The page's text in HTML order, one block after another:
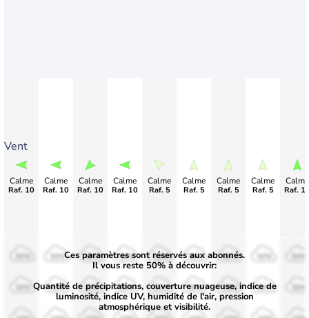
Vent
Calme
Raf. 10
Calme
Raf. 10
Calme
Raf. 10
Calme
Raf. 10
Calme
Raf. 5
Calme
Raf. 5
Calme
Raf. 5
Calme
Raf. 5
Calme
Raf.
50%
30%
50%
30%
50%
30%
50%
30%
50%
30%
50%
30%
50%
30%
Ces paramètres sont réservés aux abonnés.
Il vous reste 50% à découvrir:
Quantité de précipitations, couverture nuageuse, indice de
luminosité, indice UV, humidité de l'air, pression
atmosphérique et visibilité.